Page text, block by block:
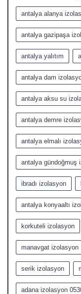
antalya alanya
antalya gazipaşa
antalya yalıtım
antalya dam
antalya aksu su
antalya demre
antalya elmalı
antalya gündoğmuş
ibradı izolasyon
antalya konyaaltı
korkuteli izolasyon
manavgat izolasyon
serik izolasyon
adana izolasyon